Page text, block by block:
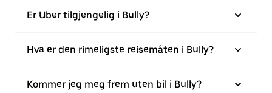
Er Uber tilgjengelig i Bully?
Hva er den rimeligste reisemåten i Bully?
Kommer jeg meg frem uten bil i Bully?